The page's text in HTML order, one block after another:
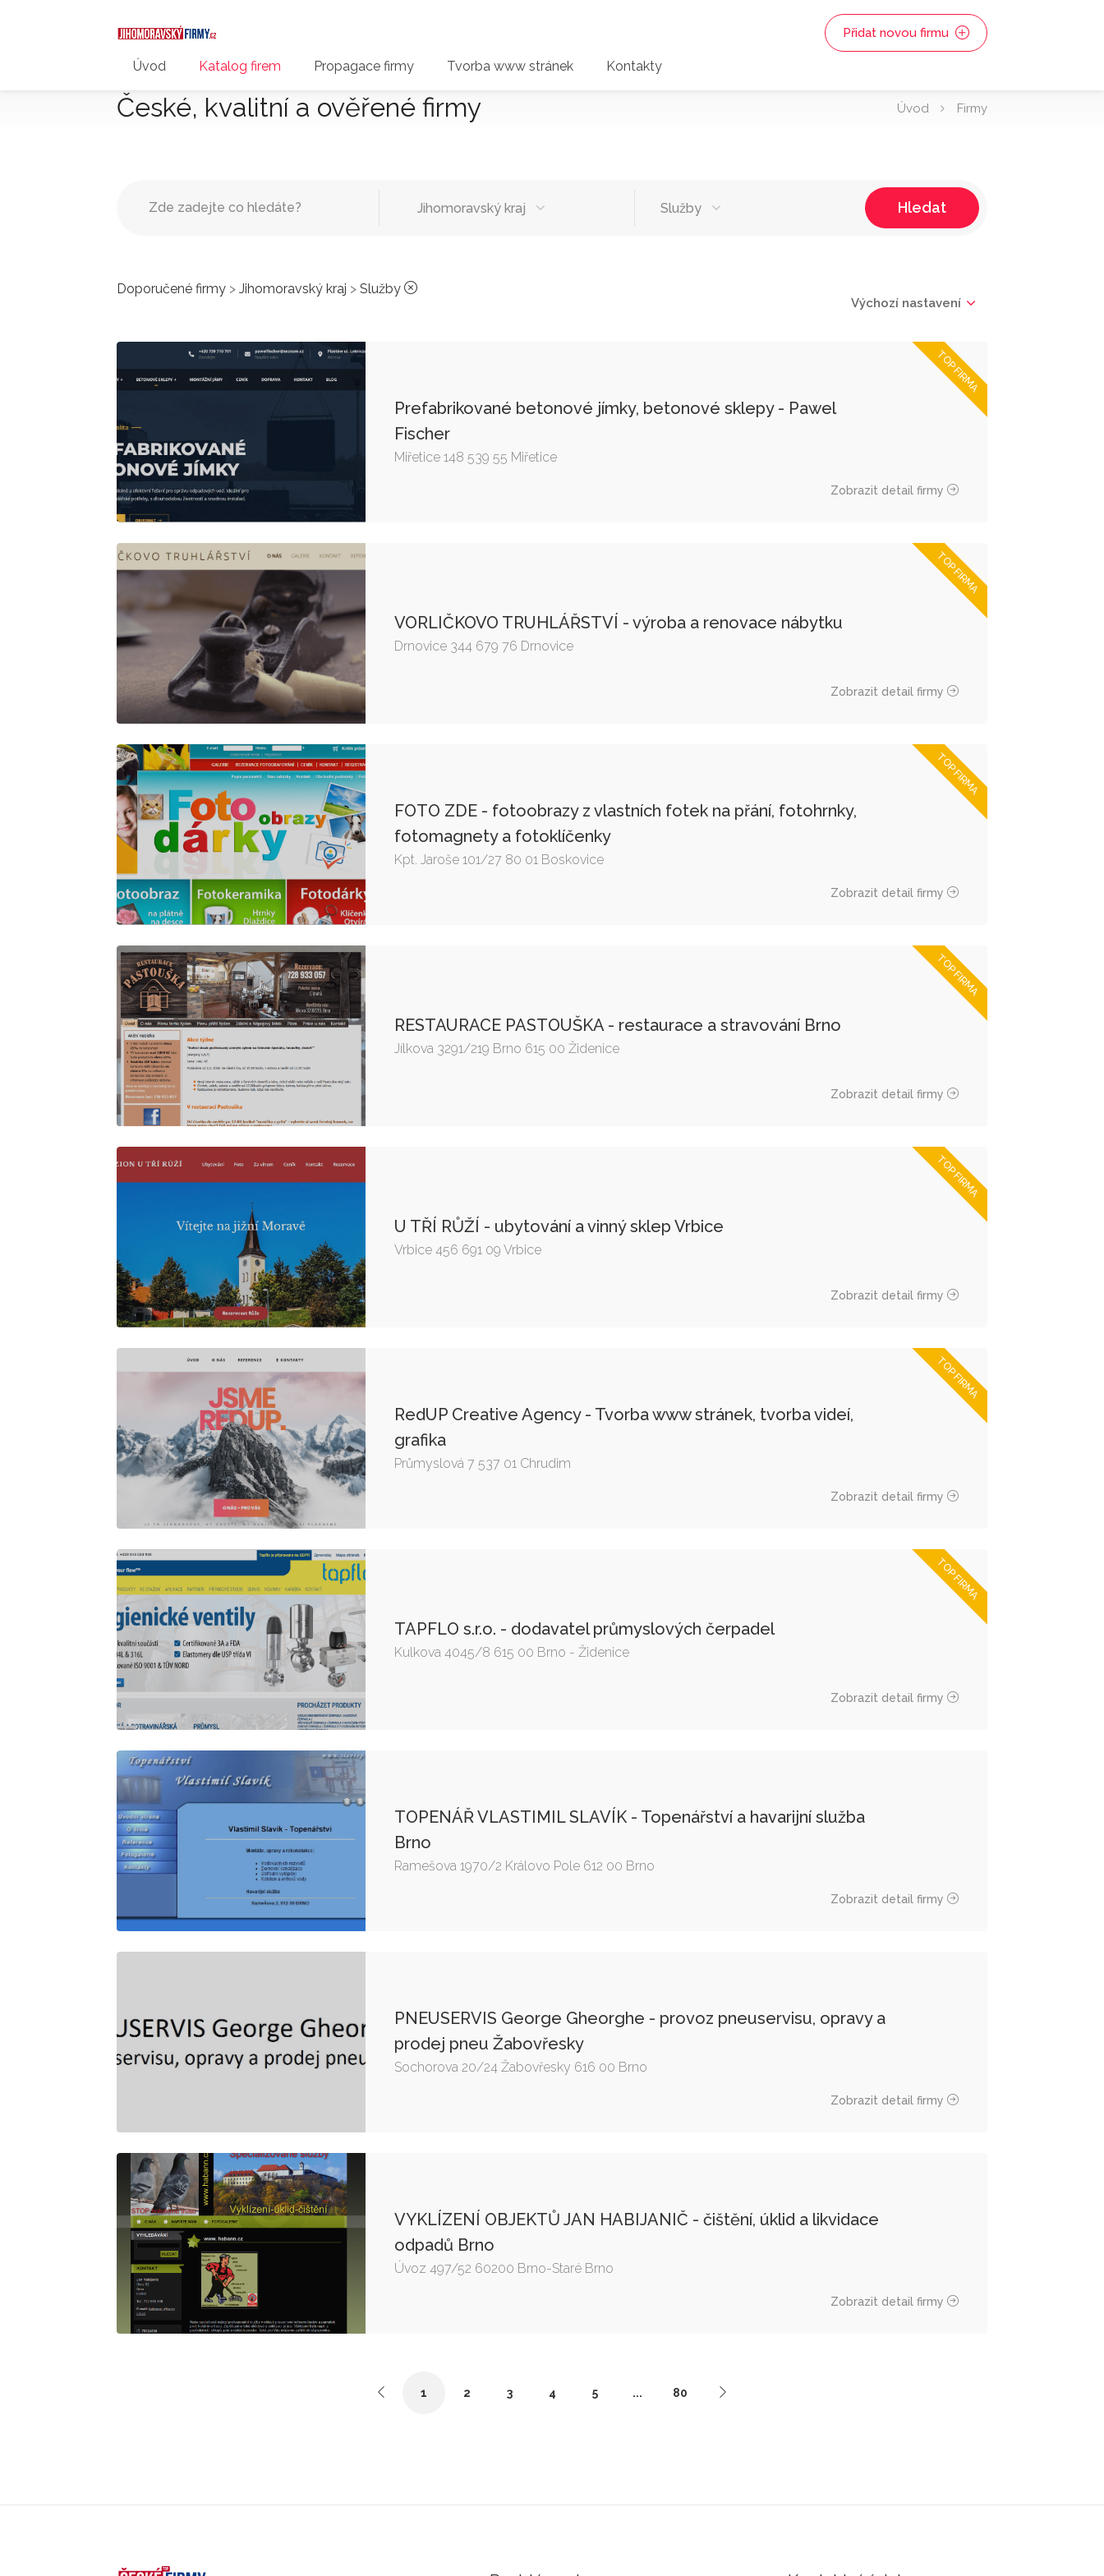
Úvod Katalog firem Propagace firmy Tvorba www stránek Kontakty
Přidat novou firmu
České, kvalitní a ověřené firmy Úvod Firmy
Jihomoravský kraj Služby Hledat
Doporučené firmy > Jihomoravský kraj > Služby
Výchozí nastavení
TOP FIRMA
Prefabrikované betonové jímky, betonové sklepy - Pawel
Fischer
Miřetice 148 539 55 Miřetice
Zobrazit detail firmy
TOP FIRMA
VORLIČKOVO TRUHLÁŘSTVÍ - výroba a renovace nábytku
Drnovice 344 679 76 Drnovice
Zobrazit detail firmy
TOP FIRMA
FOTO ZDE - fotoobrazy z vlastních fotek na přání, fotohrnky,
fotomagnety a fotoklíčenky
Kpt. Jaroše 101/27 80 01 Boskovice
Zobrazit detail firmy
TOP FIRMA
RESTAURACE PASTOUŠKA - restaurace a stravování Brno
Jílkova 3291/219 Brno 615 00 Židenice
Zobrazit detail firmy
TOP FIRMA
U TŘÍ RŮŽÍ - ubytování a vinný sklep Vrbice
Vrbice 456 691 09 Vrbice
Zobrazit detail firmy
TOP FIRMA
RedUP Creative Agency - Tvorba www stránek, tvorba videí,
grafika
Průmyslová 7 537 01 Chrudim
Zobrazit detail firmy
TOP FIRMA
TAPFLO s.r.o. - dodavatel průmyslových čerpadel
Kulkova 4045/8 615 00 Brno - Židenice
Zobrazit detail firmy
TOPENÁŘ VLASTIMIL SLAVÍK - Topenářství a havarijní služba
Brno
Ramešova 1970/2 Královo Pole 612 00 Brno
Zobrazit detail firmy
PNEUSERVIS George Gheorghe - provoz pneuservisu, opravy a
prodej pneu Žabovřesky
Sochorova 20/24 Žabovřesky 616 00 Brno
Zobrazit detail firmy
VYKLÍZENÍ OBJEKTŮ JAN HABIJANIČ - čištění, úklid a likvidace
odpadů Brno
Úvoz 497/52 60200 Brno-Staré Brno
Zobrazit detail firmy
1 2 3 4 5 ... 80